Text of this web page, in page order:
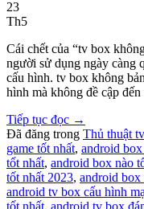
23
Th5
Cái chết của “tv box
người sử dụng ngày càng
cấu hình. tv box không
hình mà không đề cập
Tiếp tục đọc →
Đã đăng trong Thủ thuật
game tốt nhất, android
tốt nhất, android box nào
tốt nhất 2023, android box
android tv box cấu hình